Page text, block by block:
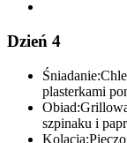
Dzień 4
Śniadanie:
plasterkami
Obiad:
szpinaku i
Kolacja: